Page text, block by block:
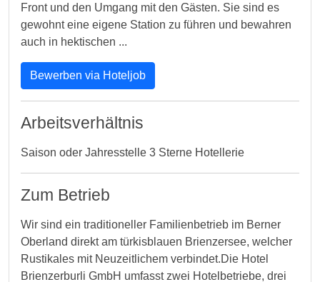
Front und den Umgang mit den Gästen. Sie sind es
gewohnt eine eigene Station zu führen und bewahren
auch in hektischen ...
Bewerben via Hoteljob
Arbeitsverhältnis
Saison oder Jahresstelle 3 Sterne Hotellerie
Zum Betrieb
Wir sind ein traditioneller Familienbetrieb im Berner
Oberland direkt am türkisblauen Brienzersee, welcher
Rustikales mit Neuzeitlichem verbindet.Die Hotel
Brienzerburli GmbH umfasst zwei Hotelbetriebe, drei